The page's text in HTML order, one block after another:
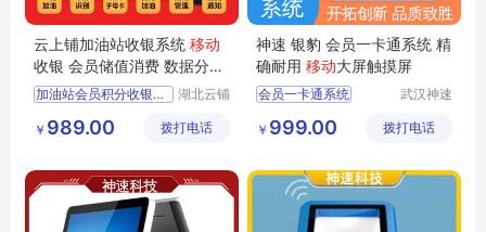
云上铺加油站收银系统 移动
收银 会员储值消费 数据分析
消费通知
加油站会员积分收银系统
移动扫码打印收银手持机
加油站积分系统
湖北云铺
有限公司
￥ 989.00 拨打电话
神速 银豹 会员一卡通系统 精
确耐用 移动大屏触摸屏
会员一卡通系统
生鲜店收银系统
烟酒店收银系统
武汉神速
公司
￥ 999.00 拨打电话